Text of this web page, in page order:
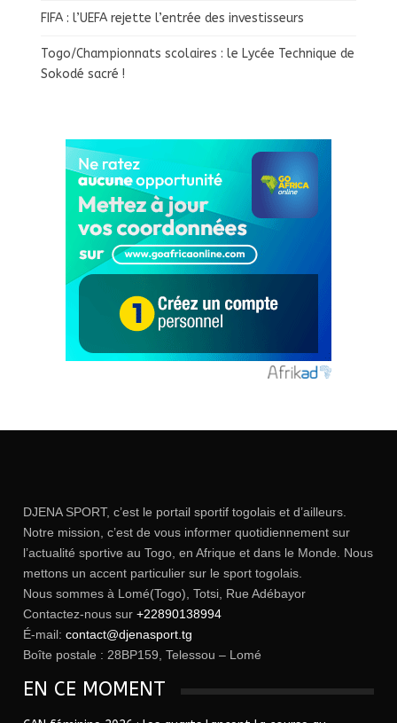
FIFA : l’UEFA rejette l’entrée des investisseurs
Togo/Championnats scolaires : le Lycée Technique de
Sokodé sacré !
DJENA SPORT, c’est le portail sportif togolais et d’ailleurs.
Notre mission, c’est de vous informer quotidiennement sur
l’actualité sportive au Togo, en Afrique et dans le Monde. Nous
mettons un accent particulier sur le sport togolais.
Nous sommes à Lomé(Togo), Totsi, Rue Adébayor
Contactez-nous sur +22890138994
É-mail: contact@djenasport.tg
Boîte postale : 28BP159, Telessou – Lomé
EN CE MOMENT